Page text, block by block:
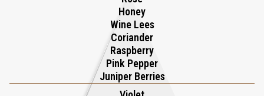
af den uventede tilføjelse af bundfald fra vin, som blotlægger
rosens skjulte rødder og tilfører en kompleksitet, der forvandler
den fra en enkel blomst til en dyb olfaktorisk oplevelse. Duften
indfanger essensen af en karminrød rose, indhyllet i skyggefuld
elegance, hvor femininitet møder jordnær sofistikation. Det nye
navn, Rose Tonnerre, Rose of Thunder, afspejler dens dristige,
Honey
Wine Lees
Coriander
Raspberry
Pink Pepper
Juniper Berries